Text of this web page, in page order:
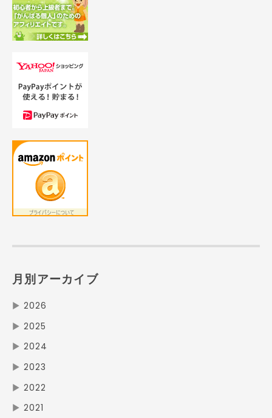
月別アーカイブ
▶ 2026
▶ 2025
▶ 2024
▶ 2023
▶ 2022
▶ 2021